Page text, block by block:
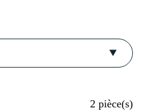
2 pièce(s)